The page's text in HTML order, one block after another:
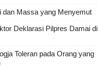
dan Massa yang Menyemut
Deklarasi Pilpres Damai di
Toleran pada Orang yang